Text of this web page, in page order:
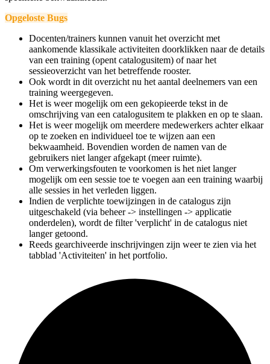
Opgeloste Bugs
Docenten/trainers kunnen vanuit het overzicht met
aankomende klassikale activiteiten doorklikken naar de details
van een training (opent catalogusitem) of naar het
sessieoverzicht van het betreffende rooster.
Ook wordt in dit overzicht nu het aantal deelnemers van een
training weergegeven.
Het is weer mogelijk om een gekopieerde tekst in de
omschrijving van een catalogusitem te plakken en op te slaan.
Het is weer mogelijk om meerdere medewerkers achter elkaar
op te zoeken en individueel toe te wijzen aan een
bekwaamheid. Bovendien worden de namen van de
gebruikers niet langer afgekapt (meer ruimte).
Om verwerkingsfouten te voorkomen is het niet langer
mogelijk om een sessie toe te voegen aan een training waarbij
alle sessies in het verleden liggen.
Indien de verplichte toewijzingen in de catalogus zijn
uitgeschakeld (via beheer -> instellingen -> applicatie
onderdelen), wordt de filter 'verplicht' in de catalogus niet
langer getoond.
Reeds gearchiveerde inschrijvingen zijn weer te zien via het
tabblad 'Activiteiten' in het portfolio.